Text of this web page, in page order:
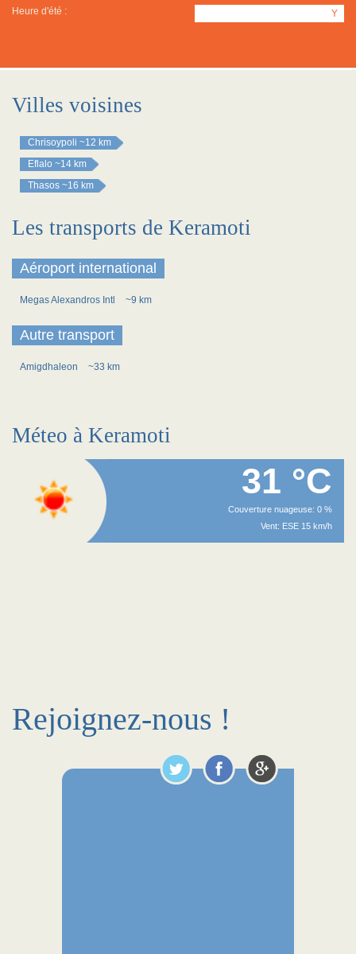
Heure d'été : Y
Villes voisines
Chrisoypoli ~12 km
Eflalo ~14 km
Thasos ~16 km
Les transports de Keramoti
Aéroport international
Megas Alexandros Intl ~9 km
Autre transport
Amigdhaleon ~33 km
Méteo à Keramoti
31 °C
Couverture nuageuse: 0 %
Vent: ESE 15 km/h
Rejoignez-nous !